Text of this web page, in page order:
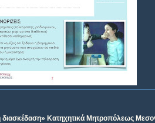
διασκέδαση» Κατηχητικά Μητροπόλεως